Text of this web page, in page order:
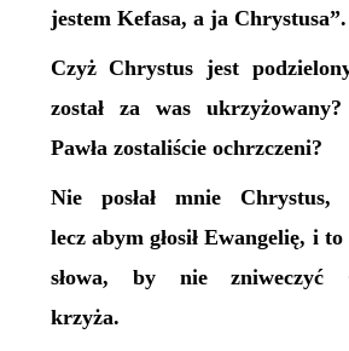
jestem Kefasa, a ja Chrystusa”.
Czyż Chrystus jest
został za was
Pawła zostaliście ochrzczeni?
Nie posłał mnie Chrystus,
lecz abym głosił Ewangelię, i
słowa, by nie zniweczyć
krzyża.